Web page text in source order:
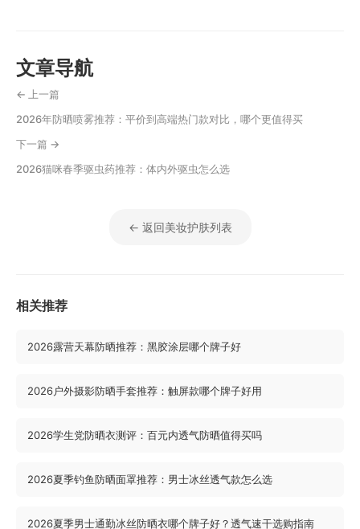
文章导航
← 上一篇
2026年防晒喷雾推荐：平价到高端热门款对比，哪个更值得买
下一篇 →
2026猫咪春季驱虫药推荐：体内外驱虫怎么选
← 返回美妆护肤列表
相关推荐
2026露营天幕防晒推荐：黑胶涂层哪个牌子好
2026户外摄影防晒手套推荐：触屏款哪个牌子好用
2026学生党防晒衣测评：百元内透气防晒值得买吗
2026夏季钓鱼防晒面罩推荐：男士冰丝透气款怎么选
2026夏季男士通勤冰丝防晒衣哪个牌子好？透气速干选购指南